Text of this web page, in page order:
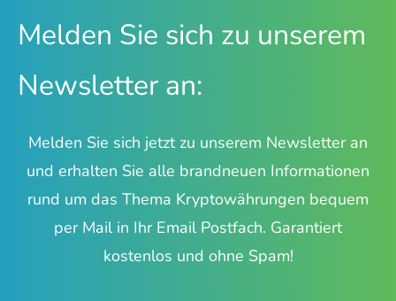
Melden Sie sich zu unserem
Newsletter an:
Melden Sie sich jetzt zu unserem Newsletter an
und erhalten Sie alle brandneuen Informationen
rund um das Thema Kryptowährungen bequem
per Mail in Ihr Email Postfach. Garantiert
kostenlos und ohne Spam!